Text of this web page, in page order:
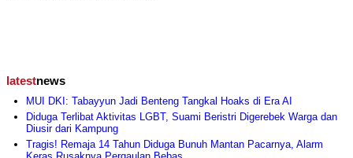
latestnews
MUI DKI: Tabayyun Jadi Benteng Tangkal Hoaks di Era AI
Diduga Terlibat Aktivitas LGBT, Suami Beristri Digerebek Warga dan
Diusir dari Kampung
Tragis! Remaja 14 Tahun Diduga Bunuh Mantan Pacarnya, Alarm